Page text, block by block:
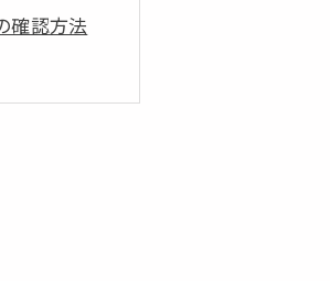
確認方法
極め方
とは
知識